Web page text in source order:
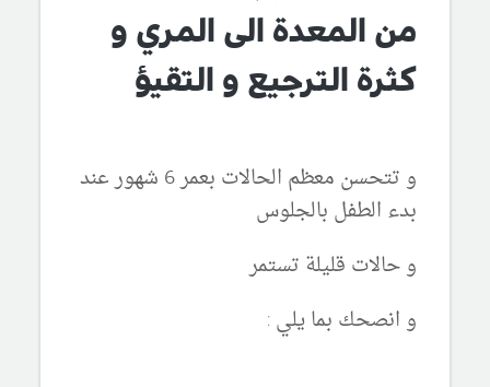
من المعدة الى المري و
كثرة الترجيع و التقيؤ
و تتحسن معظم الحالات بعمر 6 شهور عند
بدء الطفل بالجلوس
و حالات قليلة تستمر
و انصحك بما يلي :